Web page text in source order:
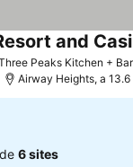
Peaks Kitchen + Bar
and
Airway Heights, a
6 sites